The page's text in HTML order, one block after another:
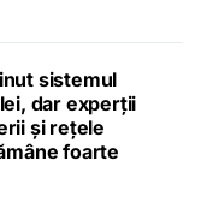
sistemul
dar experții
și rețele
foarte